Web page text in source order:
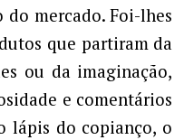
do mercado. Foi-lhes
que partiram da
ou da imaginação,
e comentários
lápis do copianço, o